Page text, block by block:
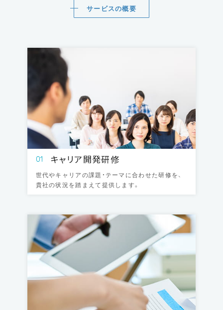
サービスの概要
01 キャリア開発研修
世代やキャリアの課題・テーマに合わせた研修を、
貴社の状況を踏まえて提供します。